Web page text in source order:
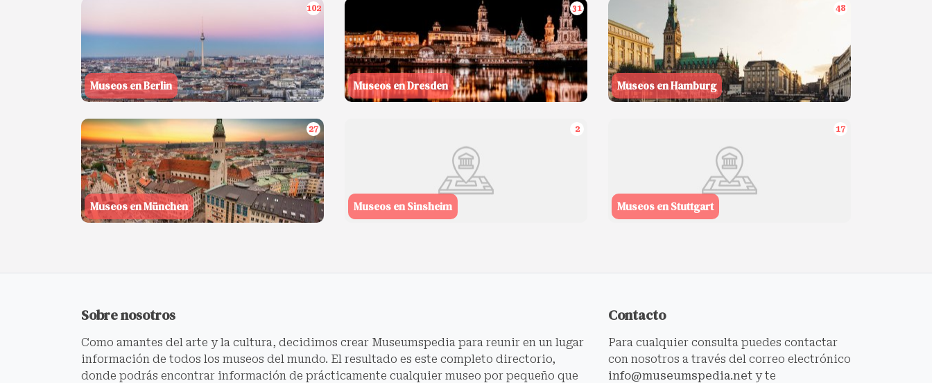
102
Museos en Berlin
31
Museos en Dresden
48
Museos en Hamburg
27
Museos en München
2
Museos en Sinsheim
17
Museos en Stuttgart
Sobre nosotros
Como amantes del arte y la cultura, decidimos crear Museumspedia para reunir en un lugar
información de todos los museos del mundo. El resultado es este completo directorio,
donde podrás encontrar información de prácticamente cualquier museo por pequeño que
Contacto
Para cualquier consulta puedes contactar
con nosotros a través del correo electrónico
info@museumspedia.net y te